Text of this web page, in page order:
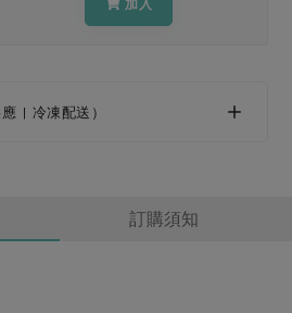
地區活動
加入
應 | 冷凍配送）
訂購須知